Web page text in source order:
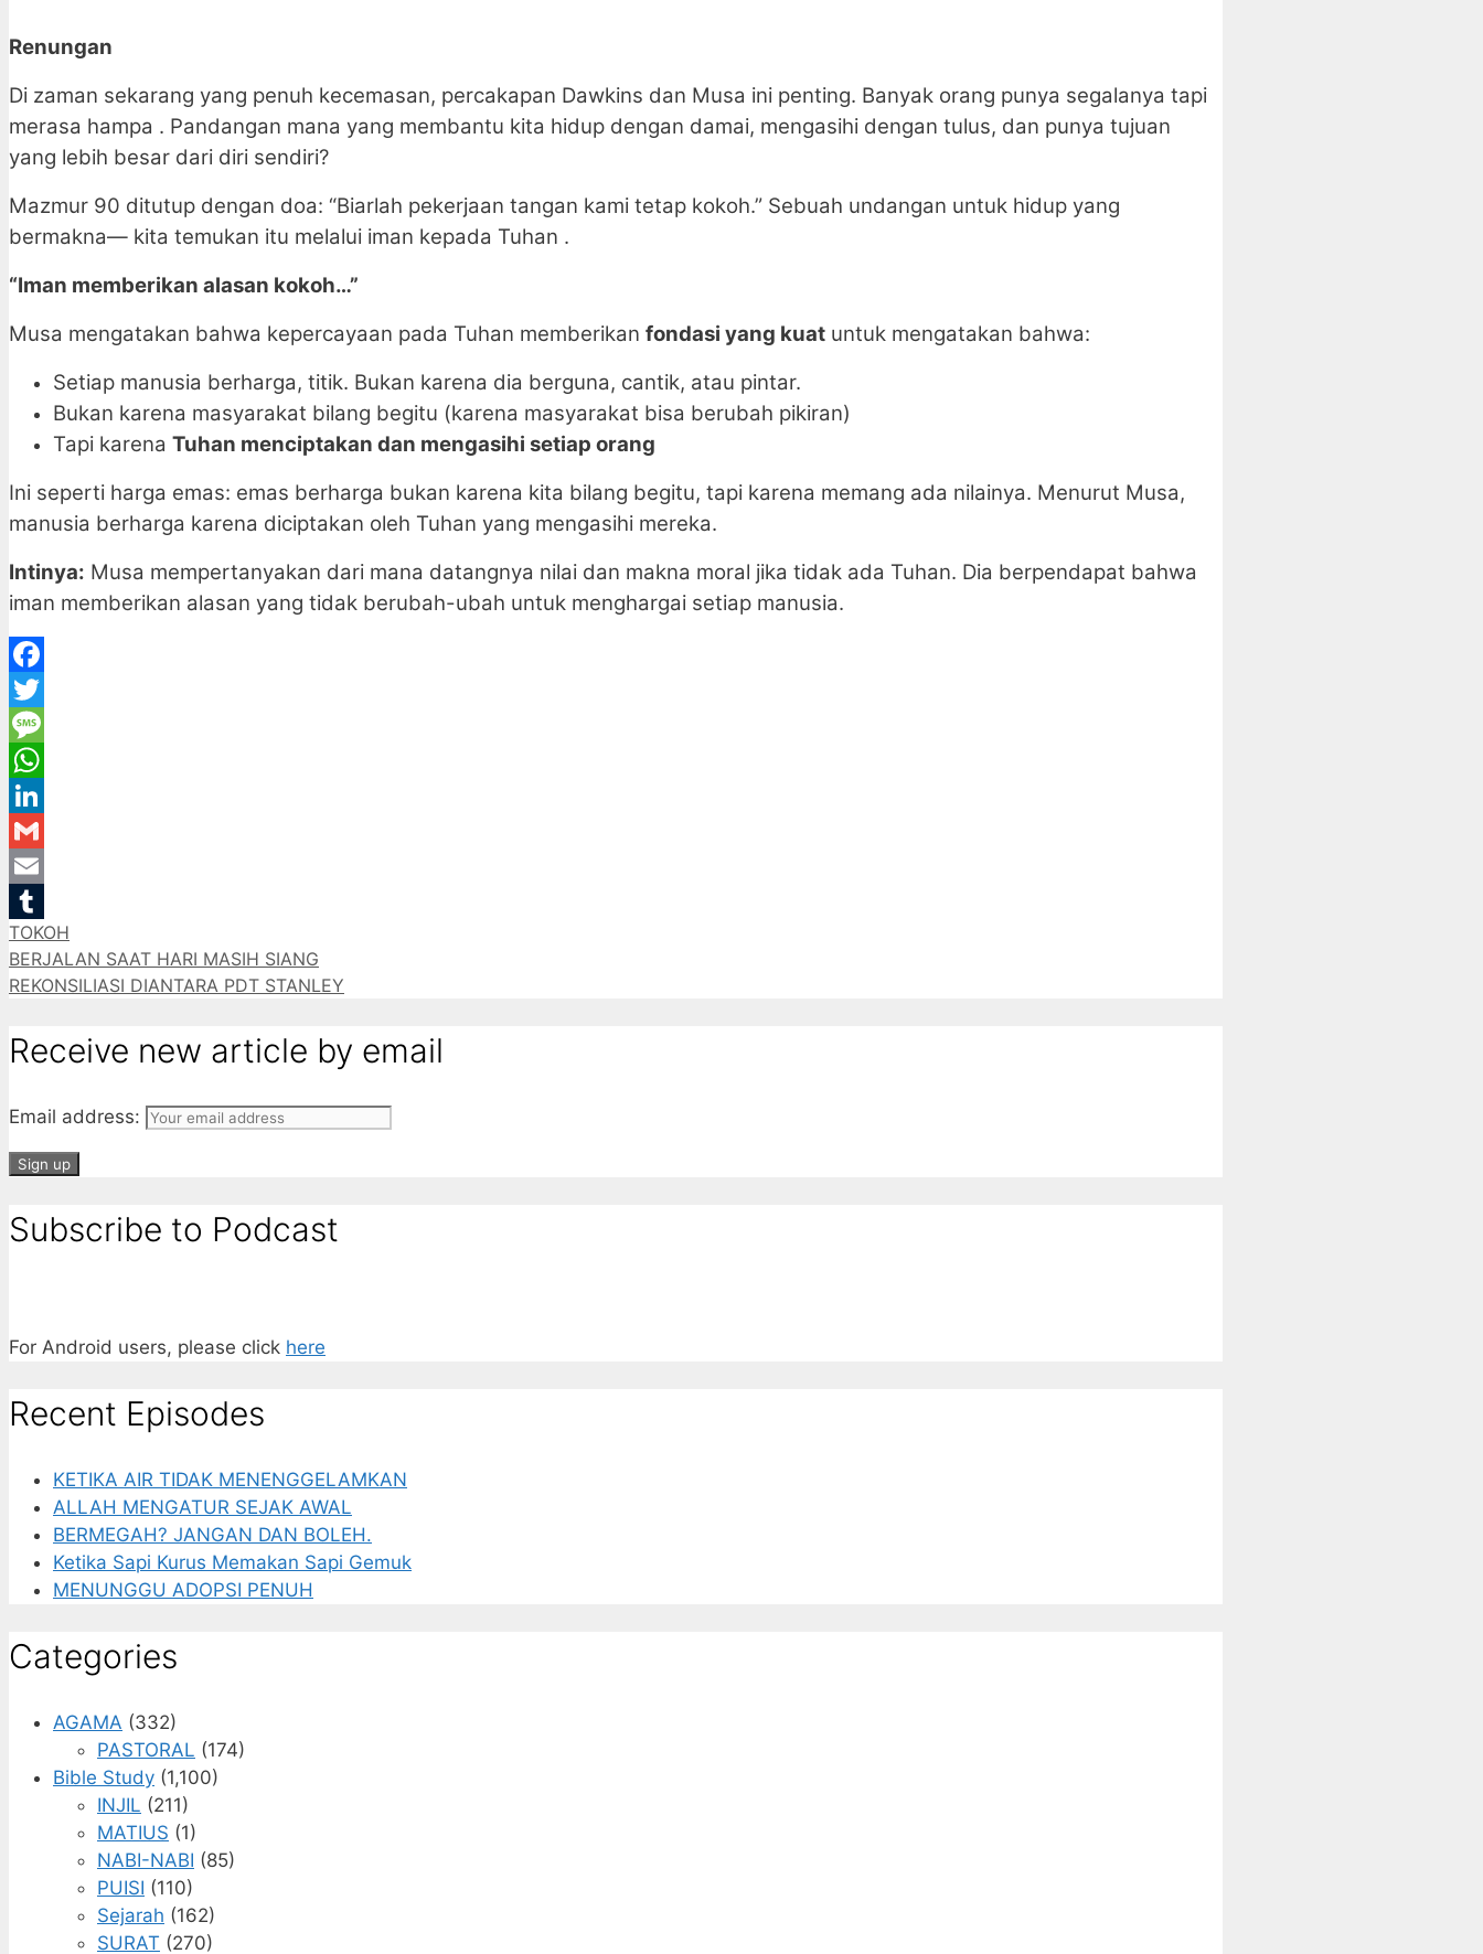
Renungan
Di zaman sekarang yang penuh kecemasan, percakapan Dawkins dan Musa ini penting. Banyak orang punya segalanya tapi
merasa hampa . Pandangan mana yang membantu kita hidup dengan damai, mengasihi dengan tulus, dan punya tujuan
yang lebih besar dari diri sendiri?
Mazmur 90 ditutup dengan doa: “Biarlah pekerjaan tangan kami tetap kokoh.” Sebuah undangan untuk hidup yang
bermakna— kita temukan itu melalui iman kepada Tuhan .
“Iman memberikan alasan kokoh…”
Musa mengatakan bahwa kepercayaan pada Tuhan memberikan fondasi yang kuat untuk mengatakan bahwa:
Setiap manusia berharga, titik. Bukan karena dia berguna, cantik, atau pintar.
Bukan karena masyarakat bilang begitu (karena masyarakat bisa berubah pikiran)
Tapi karena Tuhan menciptakan dan mengasihi setiap orang
Ini seperti harga emas: emas berharga bukan karena kita bilang begitu, tapi karena memang ada nilainya. Menurut Musa,
manusia berharga karena diciptakan oleh Tuhan yang mengasihi mereka.
Intinya: Musa mempertanyakan dari mana datangnya nilai dan makna moral jika tidak ada Tuhan. Dia berpendapat bahwa
iman memberikan alasan yang tidak berubah-ubah untuk menghargai setiap manusia.
Facebook
Twitter
Message
WhatsApp
LinkedIn
Gmail
Email
Tumblr
Categories
TOKOH
BERJALAN SAAT HARI MASIH SIANG
REKONSILIASI DIANTARA PDT STANLEY
Receive new article by email
Email address:
Subscribe to Podcast
For Android users, please click here
Recent Episodes
KETIKA AIR TIDAK MENENGGELAMKAN
ALLAH MENGATUR SEJAK AWAL
BERMEGAH? JANGAN DAN BOLEH.
Ketika Sapi Kurus Memakan Sapi Gemuk
MENUNGGU ADOPSI PENUH
Categories
AGAMA (332)
PASTORAL (174)
Bible Study (1,100)
INJIL (211)
MATIUS (1)
NABI-NABI (85)
PUISI (110)
Sejarah (162)
SURAT (270)